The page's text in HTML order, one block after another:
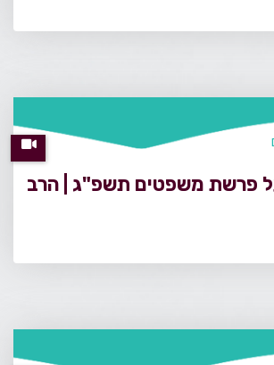
פרשת משפטים תשפ"ג | הרב